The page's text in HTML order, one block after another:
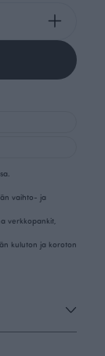
vaihto- ja
verkkopankit,
kuluton ja koroton